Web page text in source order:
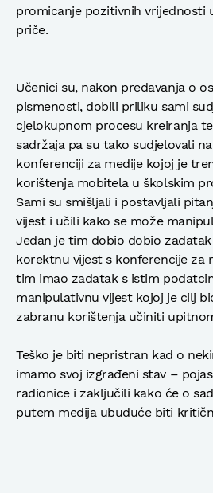
promicanje pozitivnih vrijednosti
priče.
Učenici su, nakon predavanja o
pismenosti, dobili priliku sami
cjelokupnom procesu kreiranja
sadržaja pa su tako sudjelovali
konferenciji za medije kojoj je
korištenja mobitela u školskim
Sami su smišljali i postavljali
vijest i učili kako se može
Jedan je tim dobio dobio
korektnu vijest s konferencije za
tim imao zadatak s istim
manipulativnu vijest kojoj je cilj
zabranu korištenja učiniti
Teško je biti nepristran kad o
imamo svoj izgrađeni stav –
radionice i zaključili kako će o
putem medija ubuduće biti